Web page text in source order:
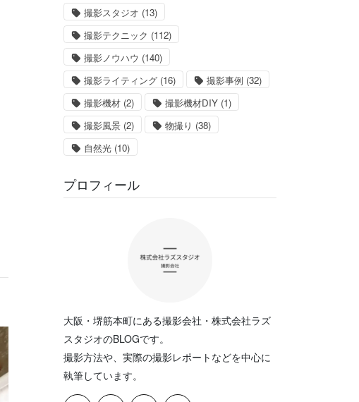
撮影スタジオ (13)
撮影テクニック (112)
撮影ノウハウ (140)
撮影ライティング (16) 撮影事例 (32)
撮影機材 (2) 撮影機材DIY (1)
撮影風景 (2) 物撮り (38)
自然光 (10)
プロフィール
大阪・堺筋本町にある撮影会社・株式会社ラズ
スタジオのBLOGです。
撮影方法や、実際の撮影レポートなどを中心に
執筆しています。